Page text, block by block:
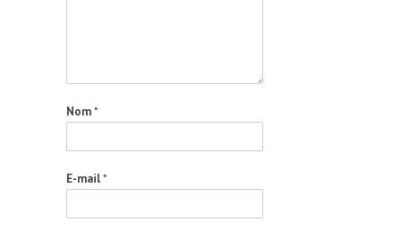
Nom*
E-mail*